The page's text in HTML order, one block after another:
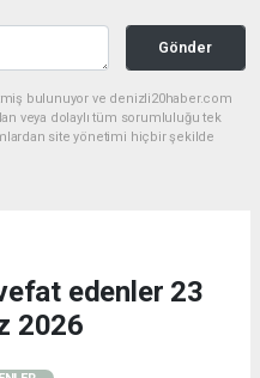
Gönder
bulunuyor ve denizli20haber.com
veya dolaylı tüm sorumluluğu tek
site yönetimi hiçbir şekilde
edenler 23
2026